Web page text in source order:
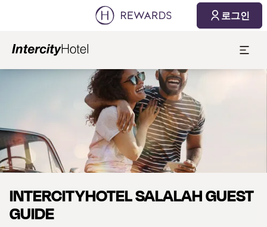
로그인
슬라이드 1 의 1
INTERCITYHOTEL SALALAH GUEST
GUIDE